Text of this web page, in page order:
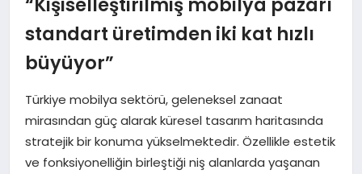
TEKNOLOJI
SPOR
YAŞAM
EĞITIM
standart üretimden iki kat hızlı
büyüyor”
Türkiye mobilya sektörü, geleneksel zanaat
mirasından güç alarak küresel tasarım haritasında
stratejik bir konuma yükselmektedir. Özellikle estetik
ve fonksiyonelliğin birleştiği niş alanlarda yaşanan